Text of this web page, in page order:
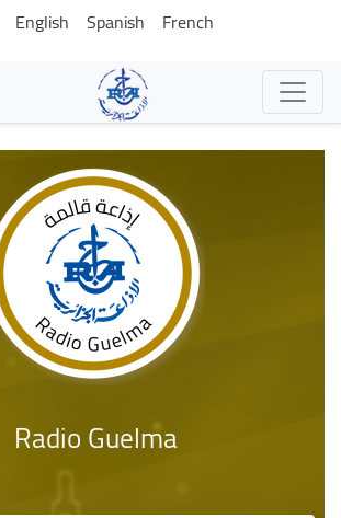
Aller
au
contenu
principal
English Spanish French
Radio Guelma